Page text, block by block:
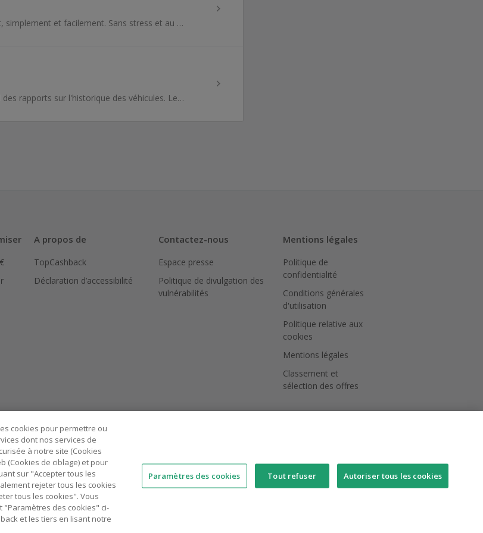
Vendez votre voiture rapidement, simplement et facilement. Sans stress et au meilleur prix. Recevez votre prix de vente final en ligne et prenez un...
carVertical est un leader mondial des rapports sur l'historique des véhicules. Leurs rapports offrent des informations sur les propriétaires, les a...
A propos de
TopCashback
Déclaration d’accessibilité
Contactez-nous
Espace presse
Politique de divulgation des
vulnérabilités
Mentions légales
Politique de
confidentialité
Conditions générales
d'utilisation
Politique relative aux
cookies
Mentions légales
Classement et
sélection des offres
© 2005 - 2026 TopCashback Group Limited
cookies pour permettre ou
dont nos services de
à notre site (Cookies
(Cookies de ciblage) et pour
sur "Accepter tous les
rejeter tous les cookies
tous les cookies". Vous
des cookies" ci-
et les tiers en lisant notre
Paramètres des cookies Tout refuser Autoriser tous les cookies